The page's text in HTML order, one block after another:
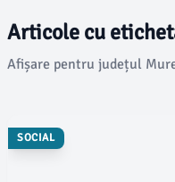
Articole cu
Afișare pentru județul
SOCIAL